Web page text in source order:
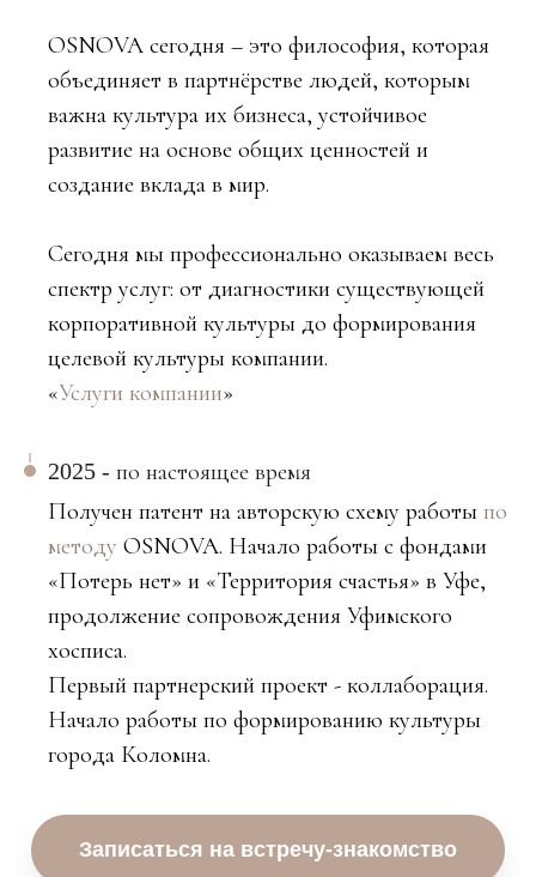
OSNOVA сегодня – это философия, которая
объединяет в партнёрстве людей, которым
важна культура их бизнеса, устойчивое
развитие на основе общих ценностей и
создание вклада в мир.
Сегодня мы профессионально оказываем весь
спектр услуг: от диагностики существующей
корпоративной культуры до формирования
целевой культуры компании.
«Услуги компании»
2025 - по настоящее время
Получен патент на авторскую схему работы по
методу OSNOVA. Начало работы с фондами
«Потерь нет» и «Территория счастья» в Уфе,
продолжение сопровождения Уфимского
хосписа.
Первый партнерский проект - коллаборация.
Начало работы по формированию культуры
города Коломна.
Записаться на встречу-знакомство